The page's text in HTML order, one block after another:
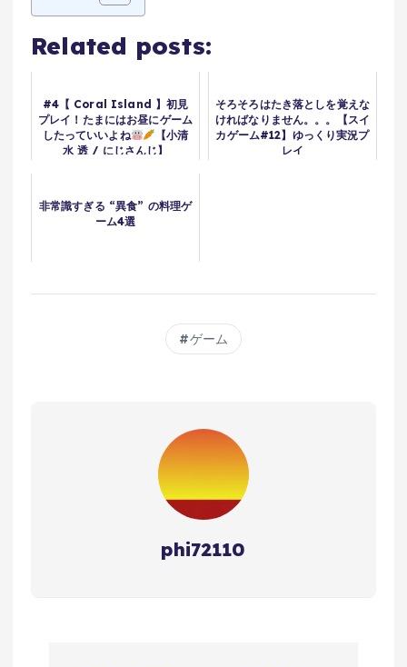
Related posts:
#4【 Coral Island 】初見
プレイ！たまにはお昼にゲーム
したっていいよね
【小清
水 透 / にじさんじ】
そろそろはたき落としを覚えな
ければなりません。。。【スイ
カゲーム#12】ゆっくり実況プ
レイ
非常識すぎる “異食” の料理ゲ
ーム4選
ゲーム
phi72110